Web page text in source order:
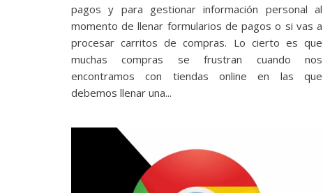
pagos y para gestionar información personal al
momento de llenar formularios de pagos o si vas a
procesar carritos de compras. Lo cierto es que
muchas compras se frustran cuando nos
encontramos con tiendas online en las que
debemos llenar una...